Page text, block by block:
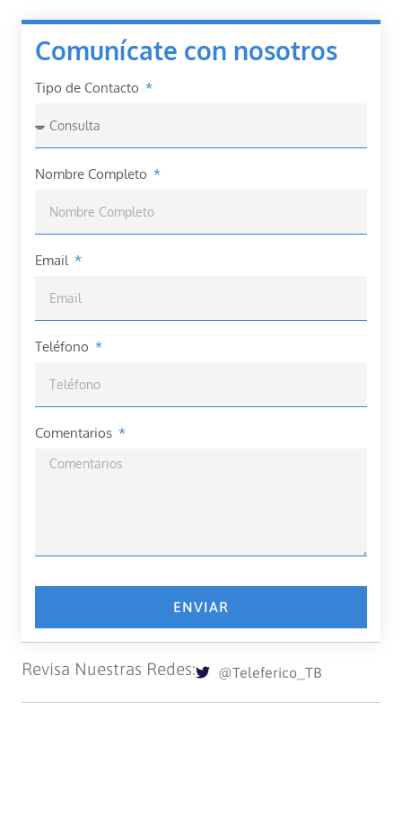
Comunícate con nosotros
Tipo de Contacto
Nombre Completo
Email
Teléfono
Comentarios
ENVIAR
Revisa Nuestras Redes: @Teleferico_TB